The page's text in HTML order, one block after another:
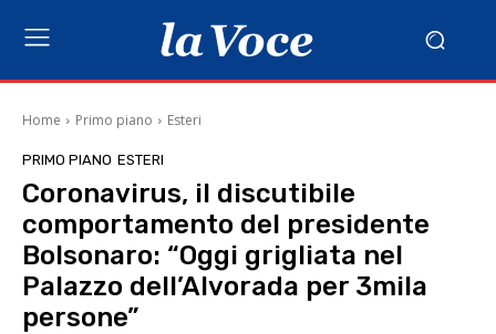
Home Primo piano Esteri
PRIMO PIANO ESTERI
Coronavirus, il discutibile
comportamento del presidente
Bolsonaro: “Oggi grigliata nel
Palazzo dell’Alvorada per 3mila
persone”